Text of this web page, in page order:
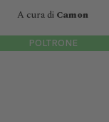
A cura di Camon
POLTRONE